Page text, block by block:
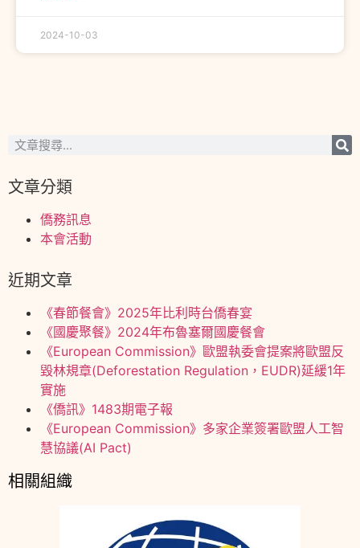
2024-10-03
文章分類
僑務訊息
本會活動
近期文章
《春節餐會》2025年比利時台僑春宴
《國慶聚餐》2024年布魯塞爾國慶餐會
《European Commission》歐盟執委會提案將歐盟反
毀林規章(Deforestation Regulation，EUDR)延緩1年
實施
《僑訊》1483期電子報
《European Commission》多家企業簽署歐盟人工智
慧協議(AI Pact)
相關組織